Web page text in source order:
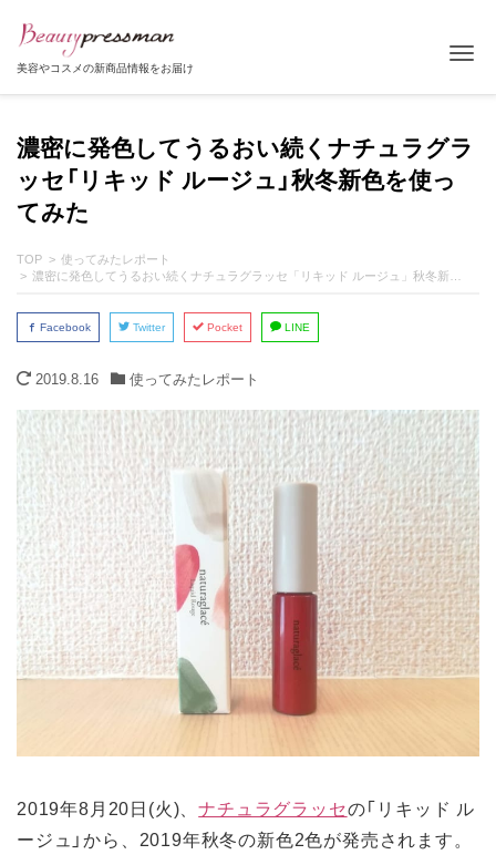
美容やコスメの新商品情報をお届け
濃密に発色してうるおい続くナチュラグラ
ッセ「リキッド ルージュ」秋冬新色を使っ
てみた
TOP
使ってみたレポート
濃密に発色してうるおい続くナチュラグラッセ「リキッド ルージュ」秋冬新色を使ってみた
Facebook Twitter Pocket LINE
2019.8.16 使ってみたレポート
2019年8月20日(火)、ナチュラグラッセの「リキッド ル
ージュ」から、2019年秋冬の新色2色が発売されます。